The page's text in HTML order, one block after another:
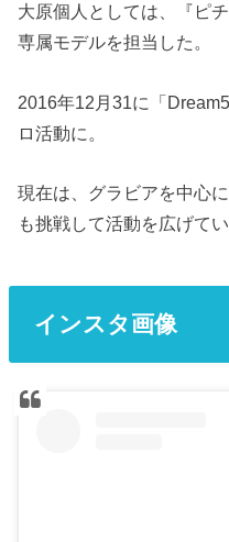
大原個人としては、『ピ
専属モデルを担当した。
2016年12月31に「
ロ活動に。
現在は、グラビアを中心
も挑戦して活動を広げてい
インスタ画像